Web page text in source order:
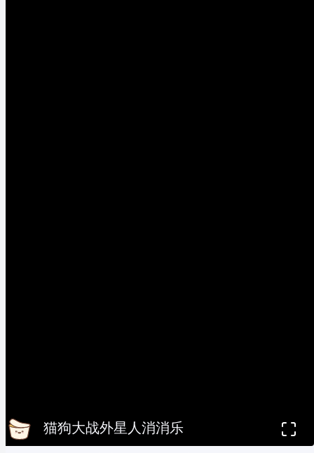
猫狗大战外星人消消乐